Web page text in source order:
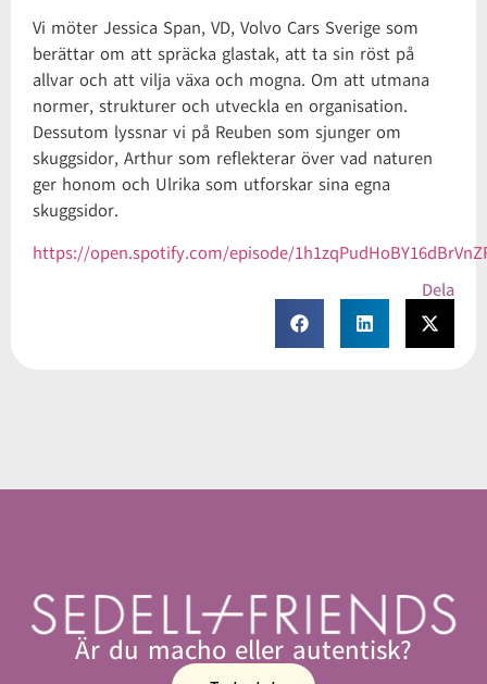
Vi möter Jessica Span, VD, Volvo Cars Sverige som
berättar om att spräcka glastak, att ta sin röst på
allvar och att vilja växa och mogna. Om att utmana
normer, strukturer och utveckla en organisation.
Dessutom lyssnar vi på Reuben som sjunger om
skuggsidor, Arthur som reflekterar över vad naturen
ger honom och Ulrika som utforskar sina egna
skuggsidor.
https://open.spotify.com/episode/
Dela
Är du macho eller autentisk?